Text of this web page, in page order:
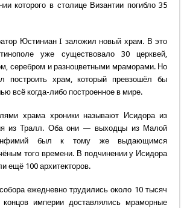
которого в столице Византии погибло 35
Юстиниан I заложил новый храм. В это
уже существовало 30 церквей,
серебром и разноцветными мраморами. Но
построить храм, который превзошёл бы
всё когда-либо построенное в мире.
храма хроники называют Исидора из
из Тралл. Оба они — выходцы из Малой
был к тому же выдающимся
того времени. В подчинении у Исидора
ещё 100 архитекторов.
ежедневно трудились около 10 тысяч
империи доставлялись мраморные